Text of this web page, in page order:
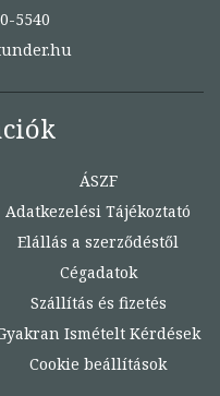
5540
ÁSZF
Adatkezelési Tájékoztató
Elállás a szerződéstől
Cégadatok
Szállítás és fizetés
Ismételt Kérdések
Cookie beállítások